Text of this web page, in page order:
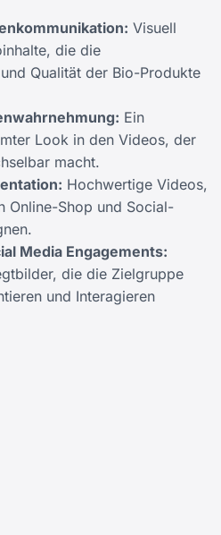
Visuell
die die
Qualität der Bio-Produkte
Ein
Look in den Videos, der
macht.
Hochwertige Videos,
Online-Shop und Social-
Media Engagements:
die die Zielgruppe
und Interagieren